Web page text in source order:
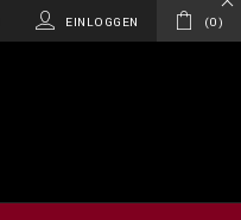
EINLOGGEN 0